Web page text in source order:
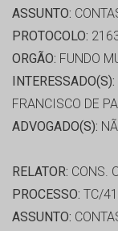
ASSUNTO:
PROTOCOLO:
ORGÃO: FUNDO
INTERESSADO(S):
FRANCISCO DE
ADVOGADO(S):
RELATOR: CONS.
PROCESSO: TC/
ASSUNTO: